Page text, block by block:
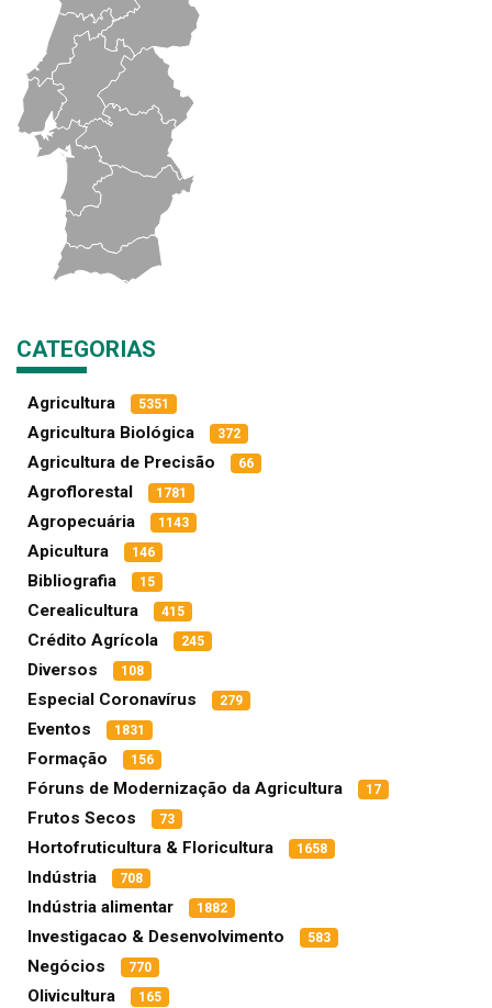
CATEGORIAS
Agricultura 5351
Agricultura Biológica 372
Agricultura de Precisão 66
Agroflorestal 1781
Agropecuária 1143
Apicultura 146
Bibliografia 15
Cerealicultura 415
Crédito Agrícola 245
Diversos 108
Especial Coronavírus 279
Eventos 1831
Formação 156
Fóruns de Modernização da Agricultura 17
Frutos Secos 73
Hortofruticultura & Floricultura 1658
Indústria 708
Indústria alimentar 1882
Investigacao & Desenvolvimento 583
Negócios 770
Olivicultura 165